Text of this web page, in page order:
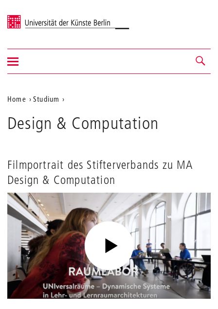
Universität der Künste Berlin
Navigation &
Suche
Navigation
ein-/ausblenden
Aktuelle
Position
auf
Webseite
Home
Studium
and
Computation
Design & Computation
Filmportrait des Stifterverbands zu MA
Design & Computation